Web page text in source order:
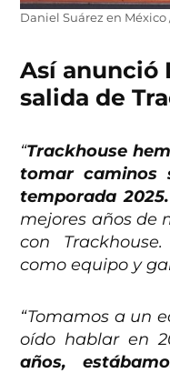
Daniel Suárez en México
Así anunció
salida de
“Trackhouse
tomar caminos
temporada 2025.
mejores años de
con
como equipo y
“Tomamos a un
oído hablar en
años,